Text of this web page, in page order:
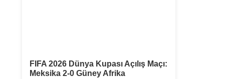
FIFA 2026 Dünya Kupası Açılış Maçı:
Meksika 2-0 Güney Afrika